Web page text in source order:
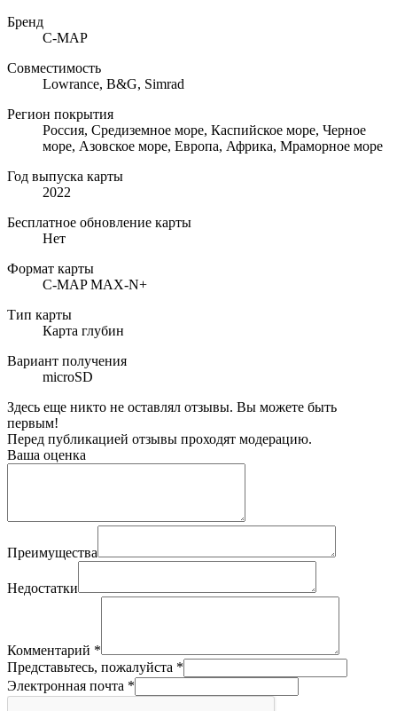
Бренд
C-MAP
Совместимость
Lowrance, B&G, Simrad
Регион покрытия
Россия, Средиземное море, Каспийское море, Черное
море, Азовское море, Европа, Африка, Мраморное море
Год выпуска карты
2022
Бесплатное обновление карты
Нет
Формат карты
C-MAP MAX-N+
Тип карты
Карта глубин
Вариант получения
microSD
Здесь еще никто не оставлял отзывы. Вы можете быть
первым!
Перед публикацией отзывы проходят модерацию.
Ваша оценка
Преимущества
Недостатки
Комментарий *
Представьтесь, пожалуйста *
Электронная почта *